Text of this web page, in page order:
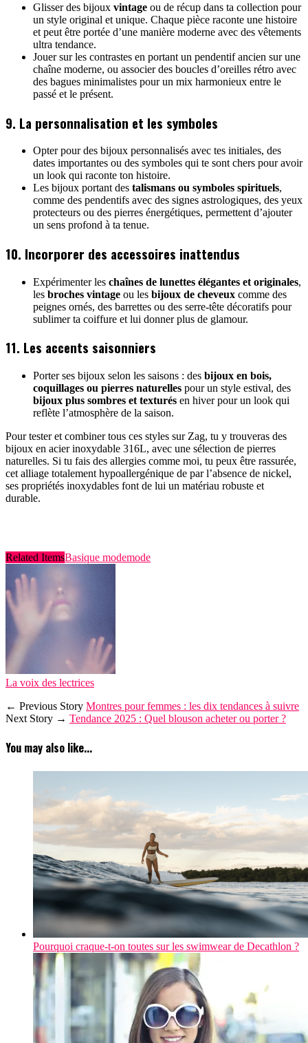
Glisser des bijoux vintage ou de récup dans ta collection pour
un style original et unique. Chaque pièce raconte une histoire
et peut être portée d’une manière moderne avec des vêtements
ultra tendance.
Jouer sur les contrastes en portant un pendentif ancien sur une
chaîne moderne, ou associer des boucles d’oreilles rétro avec
des bagues minimalistes pour un mix harmonieux entre le
passé et le présent.
9. La personnalisation et les symboles
Opter pour des bijoux personnalisés avec tes initiales, des
dates importantes ou des symboles qui te sont chers pour avoir
un look qui raconte ton histoire.
Les bijoux portant des talismans ou symboles spirituels,
comme des pendentifs avec des signes astrologiques, des yeux
protecteurs ou des pierres énergétiques, permettent d’ajouter
un sens profond à ta tenue.
10. Incorporer des accessoires inattendus
Expérimenter les chaînes de lunettes élégantes et originales,
les broches vintage ou les bijoux de cheveux comme des
peignes ornés, des barrettes ou des serre-tête décoratifs pour
sublimer ta coiffure et lui donner plus de glamour.
11. Les accents saisonniers
Porter ses bijoux selon les saisons : des bijoux en bois,
coquillages ou pierres naturelles pour un style estival, des
bijoux plus sombres et texturés en hiver pour un look qui
reflète l’atmosphère de la saison.
Pour tester et combiner tous ces styles sur Zag, tu y trouveras des
bijoux en acier inoxydable 316L, avec une sélection de pierres
naturelles. Si tu fais des allergies comme moi, tu peux être rassurée,
cet alliage totalement hypoallergénique de par l’absence de nickel,
ses propriétés inoxydables font de lui un matériau robuste et
durable.
Related ItemsBasique modemode
La voix des lectrices
← Previous Story Montres pour femmes : les dix tendances à suivre
Next Story → Tendance 2025 : Quel blouson acheter ou porter ?
You may also like...
Pourquoi craque-t-on toutes sur les swimwear de Decathlon ?